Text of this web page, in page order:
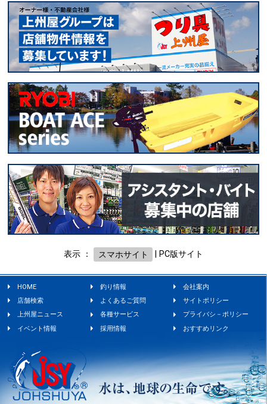
表示 ： スマホサイト PC版サイト
HOME 釣り情報
会社案内
店舗検索
よくあるご質問
サイトポリシー
上州屋ニュース
各種サービス
プライバシ－ポリシー
イベント情報
採用情報 おすすめリンク